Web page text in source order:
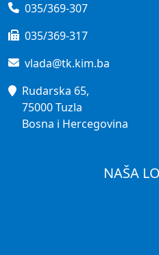
035/369-307
035/369-317
vlada@tk.kim.ba
Rudarska 65,
75000 Tuzla
Bosna i Hercegovina
NAŠA